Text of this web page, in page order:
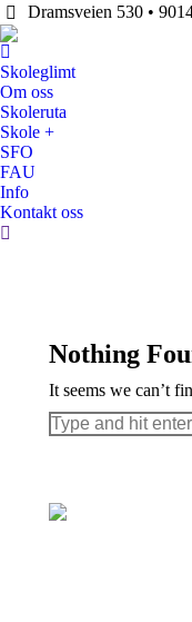
Dramsveien 530 •
Skoleglimt
Om oss
Skoleruta
Skole +
SFO
FAU
Info
Kontakt oss
Search:
Nothing
It seems we can’t
Search: